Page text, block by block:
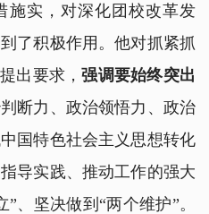
施实，对深化团校改革发
了积极作用。他对抓紧抓
出要求，强调要始终突出
断力、政治领悟力、政治
国特色社会主义思想转化
导实践、推动工作的强大
、坚决做到“两个维护”。